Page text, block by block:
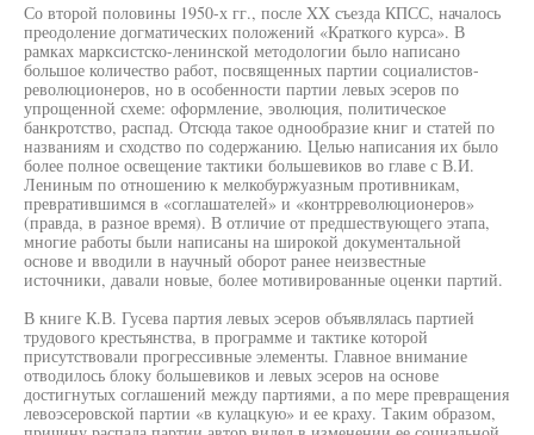
Со второй половины 1950-х гг., после XX съезда КПСС, началось
преодоление догматических положений «Краткого курса». В
рамках марксистско-ленинской методологии было написано
большое количество работ, посвященных партии социалистов-
революционеров, но в особенности партии левых эсеров по
упрощенной схеме: оформление, эволюция, политическое
банкротство, распад. Отсюда такое однообразие книг и статей по
названиям и сходство по содержанию. Целью написания их было
более полное освещение тактики большевиков во главе с В.И.
Лениным по отношению к мелкобуржуазным противникам,
превратившимся в «соглашателей» и «контрреволюционеров»
(правда, в разное время). В отличие от предшествующего этапа,
многие работы были написаны на широкой документальной
основе и вводили в научный оборот ранее неизвестные
источники, давали новые, более мотивированные оценки партий.
В книге К.В. Гусева партия левых эсеров объявлялась партией
трудового крестьянства, в программе и тактике которой
присутствовали прогрессивные элементы. Главное внимание
отводилось блоку большевиков и левых эсеров на основе
достигнутых соглашений между партиями, а по мере превращения
левоэсеровской партии «в кулацкую» и ее краху. Таким образом,